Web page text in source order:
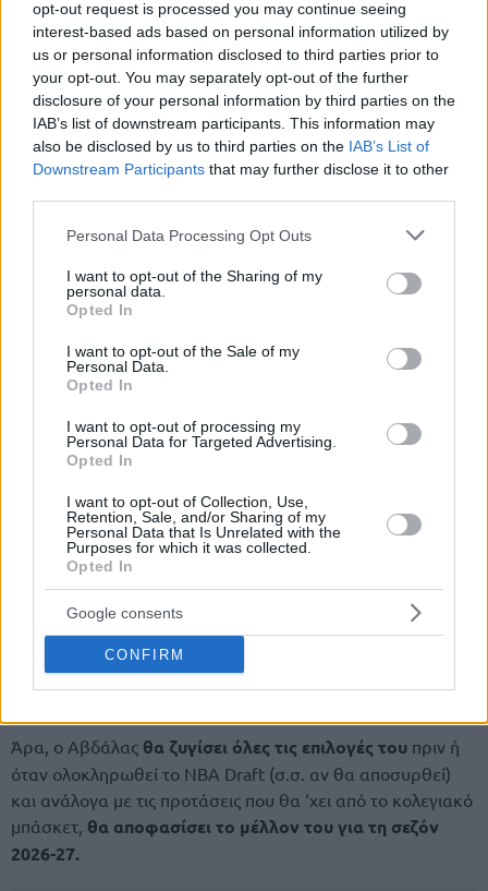
opt-out request is processed you may continue seeing
interest-based ads based on personal information utilized by
us or personal information disclosed to third parties prior to
your opt-out. You may separately opt-out of the further
disclosure of your personal information by third parties on the
IAB’s list of downstream participants. This information may
also be disclosed by us to third parties on the IAB’s List of
Downstream Participants that may further disclose it to other
Please note that this website/app uses one or more Google
not limited to your visit or usage behaviour. You may click to
grant or deny consent to Google and its third-party tags to
use your data for below specified purposes in below Google
consent section.
Personal Data Processing Opt Outs
I want to opt-out of the Sharing of my
personal data.
Opted In
I want to opt-out of the Sale of my
Personal Data.
Opted In
I want to opt-out of processing my
Personal Data for Targeted Advertising.
Opted In
I want to opt-out of Collection, Use,
Retention, Sale, and/or Sharing of my
Personal Data that Is Unrelated with the
Purposes for which it was collected.
Opted In
Google consents
CONFIRM
Άρα, ο Αβδάλας θα ζυγίσει όλες τις επιλογές του πριν ή
όταν ολοκληρωθεί το NBA Draft (σ.σ. αν θα αποσυρθεί)
και ανάλογα με τις προτάσεις που θα ‘χει από το κολεγιακό
μπάσκετ, θα αποφασίσει το μέλλον του για τη σεζόν
2026-27.